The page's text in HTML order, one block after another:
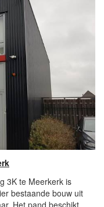
3K te Meerkerk is
bestaande bouw uit
Het pand beschikt